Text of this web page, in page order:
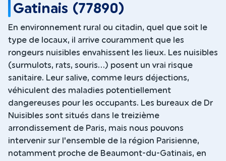
Gatinais (77890)
En environnement rural ou citadin, quel que soit le
type de locaux, il arrive couramment que les
rongeurs nuisibles envahissent les lieux. Les nuisibles
(surmulots, rats, souris...) posent un vrai risque
sanitaire. Leur salive, comme leurs déjections,
véhiculent des maladies potentiellement
dangereuses pour les occupants. Les bureaux de Dr
Nuisibles sont situés dans le treizième
arrondissement de Paris, mais nous pouvons
intervenir sur l'ensemble de la région Parisienne,
notamment proche de Beaumont-du-Gatinais, en